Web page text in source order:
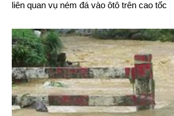
liên quan vụ ném đá vào ôtô trên cao tốc